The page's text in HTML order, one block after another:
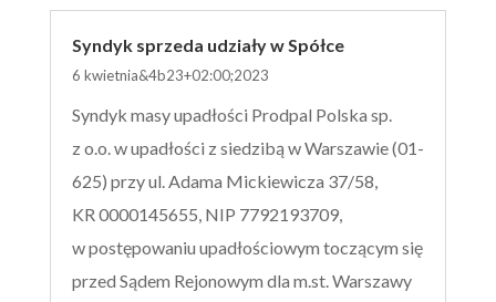
Syndyk sprzeda udziały w Spółce
6 kwietnia&4b23+02:00;2023
Syndyk masy upadłości Prodpal Polska sp.
z o.o. w upadłości z siedzibą w Warszawie (01-
625) przy ul. Adama Mickiewicza 37/58,
KR 0000145655, NIP 7792193709,
w postępowaniu upadłościowym toczącym się
przed Sądem Rejonowym dla m.st. Warszawy